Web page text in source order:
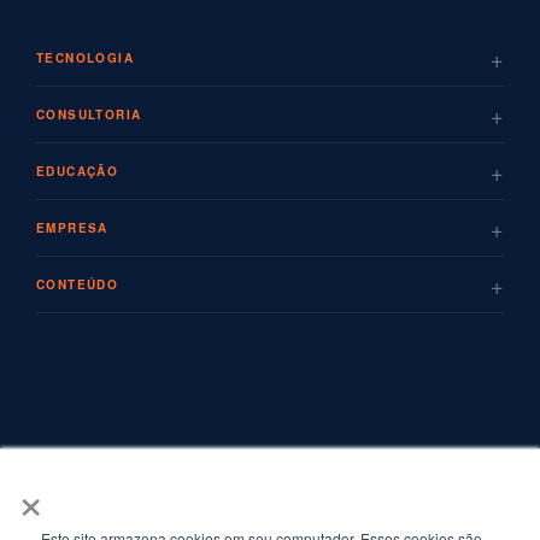
×
TECNOLOGIA +
CONSULTORIA +
EDUCAÇÃO +
EMPRESA +
CONTEÚDO +